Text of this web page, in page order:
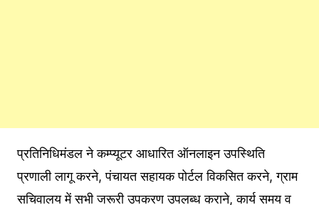
प्रतिनिधिमंडल ने कम्प्यूटर आधारित ऑनलाइन उपस्थिति
प्रणाली लागू करने, पंचायत सहायक पोर्टल विकसित करने, ग्राम
सचिवालय में सभी जरूरी उपकरण उपलब्ध कराने, कार्य समय व